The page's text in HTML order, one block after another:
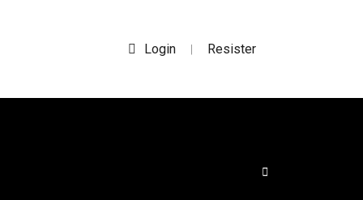
Login | Resister